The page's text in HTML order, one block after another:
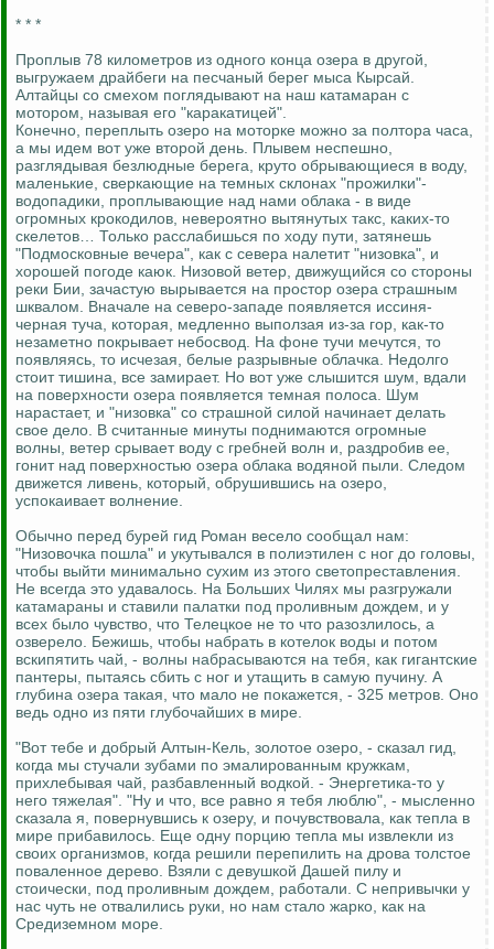
* * *
Проплыв 78 километров из одного конца озера в другой,
выгружаем драйбеги на песчаный берег мыса Кырсай.
Алтайцы со смехом поглядывают на наш катамаран с
мотором, называя его "каракатицей".
Конечно, переплыть озеро на моторке можно за полтора часа,
а мы идем вот уже второй день. Плывем неспешно,
разглядывая безлюдные берега, круто обрывающиеся в воду,
маленькие, сверкающие на темных склонах "прожилки"-
водопадики, проплывающие над нами облака - в виде
огромных крокодилов, невероятно вытянутых такс, каких-то
скелетов… Только расслабишься по ходу пути, затянешь
"Подмосковные вечера", как с севера налетит "низовка", и
хорошей погоде каюк. Низовой ветер, движущийся со стороны
реки Бии, зачастую вырывается на простор озера страшным
шквалом. Вначале на северо-западе появляется иссиня-
черная туча, которая, медленно выползая из-за гор, как-то
незаметно покрывает небосвод. На фоне тучи мечутся, то
появляясь, то исчезая, белые разрывные облачка. Недолго
стоит тишина, все замирает. Но вот уже слышится шум, вдали
на поверхности озера появляется темная полоса. Шум
нарастает, и "низовка" со страшной силой начинает делать
свое дело. В считанные минуты поднимаются огромные
волны, ветер срывает воду с гребней волн и, раздробив ее,
гонит над поверхностью озера облака водяной пыли. Следом
движется ливень, который, обрушившись на озеро,
успокаивает волнение.
Обычно перед бурей гид Роман весело сообщал нам:
"Низовочка пошла" и укутывался в полиэтилен с ног до головы,
чтобы выйти минимально сухим из этого светопреставления.
Не всегда это удавалось. На Больших Чилях мы разгружали
катамараны и ставили палатки под проливным дождем, и у
всех было чувство, что Телецкое не то что разозлилось, а
озверело. Бежишь, чтобы набрать в котелок воды и потом
вскипятить чай, - волны набрасываются на тебя, как гигантские
пантеры, пытаясь сбить с ног и утащить в самую пучину. А
глубина озера такая, что мало не покажется, - 325 метров. Оно
ведь одно из пяти глубочайших в мире.
"Вот тебе и добрый Алтын-Кель, золотое озеро, - сказал гид,
когда мы стучали зубами по эмалированным кружкам,
прихлебывая чай, разбавленный водкой. - Энергетика-то у
него тяжелая". "Ну и что, все равно я тебя люблю", - мысленно
сказала я, повернувшись к озеру, и почувствовала, как тепла в
мире прибавилось. Еще одну порцию тепла мы извлекли из
своих организмов, когда решили перепилить на дрова толстое
поваленное дерево. Взяли с девушкой Дашей пилу и
стоически, под проливным дождем, работали. С непривычки у
нас чуть не отвалились руки, но нам стало жарко, как на
Средиземном море.